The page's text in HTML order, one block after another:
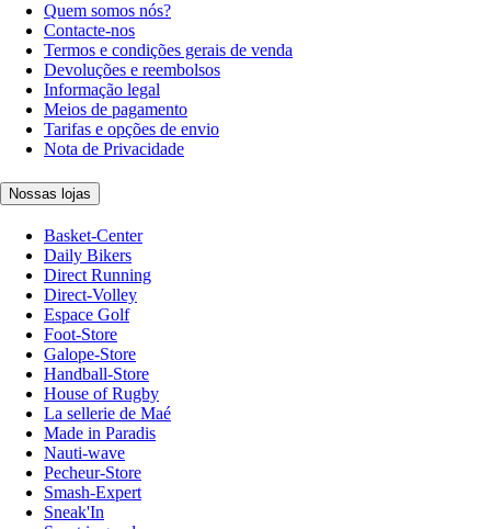
Quem somos nós?
Contacte-nos
Termos e condições gerais de venda
Devoluções e reembolsos
Informação legal
Meios de pagamento
Tarifas e opções de envio
Nota de Privacidade
Nossas lojas
Basket-Center
Daily Bikers
Direct Running
Direct-Volley
Espace Golf
Foot-Store
Galope-Store
Handball-Store
House of Rugby
La sellerie de Maé
Made in Paradis
Nauti-wave
Pecheur-Store
Smash-Expert
Sneak'In